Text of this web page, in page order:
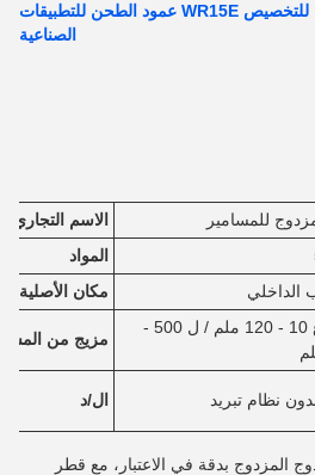
قدرة عزم الدوران القابلة للتخصيص WR15E عمود الطحن للتطبيقات
الصناعية
للمسامير
الاسم التجاري
المواد
الداخلي مكان الأصلية
الشعاع 10 - 120 ملم / ل 500 -
مزيج من
نظام تبريد ال/د
المزدوج بدقة في الاعتبار، مع قطر